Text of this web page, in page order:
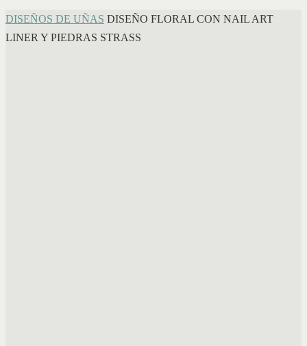
INICIO
DISEÑOS DE UÑAS DISEÑO FLORAL CON NAIL ART
LINER Y PIEDRAS STRASS